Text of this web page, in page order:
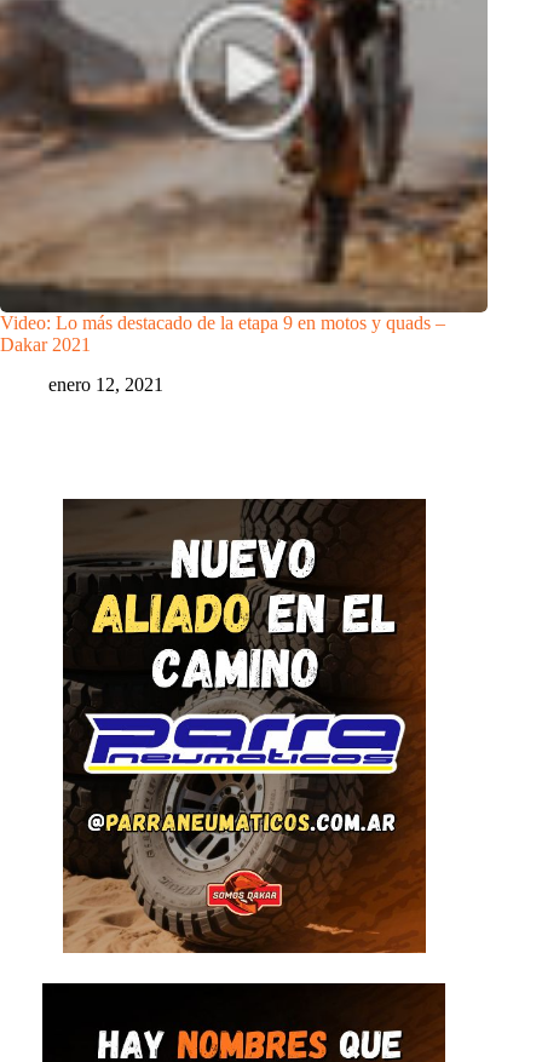
Video: Lo más destacado de la etapa 9 en motos y quads –
Dakar 2021
enero 12, 2021